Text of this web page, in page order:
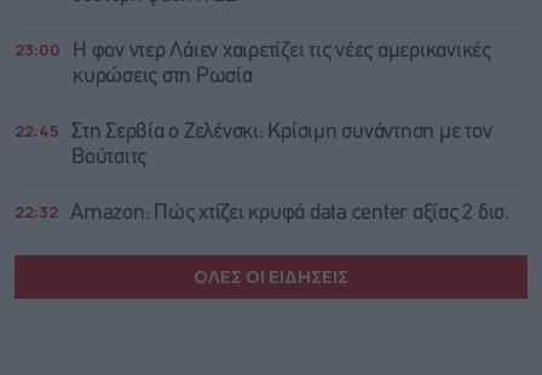
23:00
Η φον ντερ Λάιεν χαιρετίζει τις νέες αμερικανικές
κυρώσεις στη Ρωσία
22:45
Στη Σερβία ο Ζελένσκι: Κρίσιμη συνάντηση με τον
Βούτσιτς
22:32 Amazon: Πώς χτίζει κρυφά data center αξίας 2 δισ.
ΟΛΕΣ ΟΙ ΕΙΔΗΣΕΙΣ